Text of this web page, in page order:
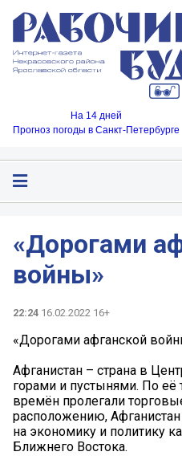
На 14 дней
Прогноз погоды в Санкт-Петербурге
«Дорогами
войны»
22:24 16.02.2022 16+
«Дорогами афганской
Aфганистан – страна в
горами и пустынями. По её
времён пролегали
расположению,
на экономику и политику
Ближнего Востока.